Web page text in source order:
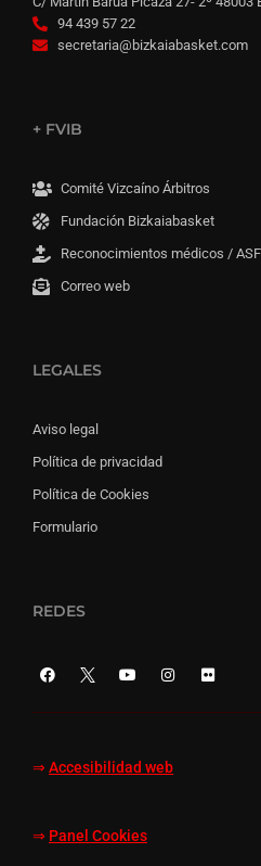
94 439 57 22
secretaria@bizkaiabasket.com
+ FVIB
Comité Vizcaíno Árbitros
Fundación Bizkaiabasket
Reconocimientos médicos /
Correo web
LEGALES
Aviso legal
Política de privacidad
Política de Cookies
Formulario
REDES
⇒ Accesibilidad web
⇒ Panel Cookies